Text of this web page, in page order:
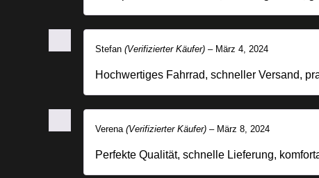
Stefan (Verifizierter Käufer) – März 4, 2024
Hochwertiges Fahrrad, schneller Versand,
Verena (Verifizierter Käufer) – März 8, 2024
Perfekte Qualität, schnelle Lieferung,